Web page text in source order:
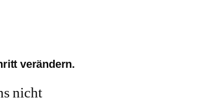
verändern.
nicht